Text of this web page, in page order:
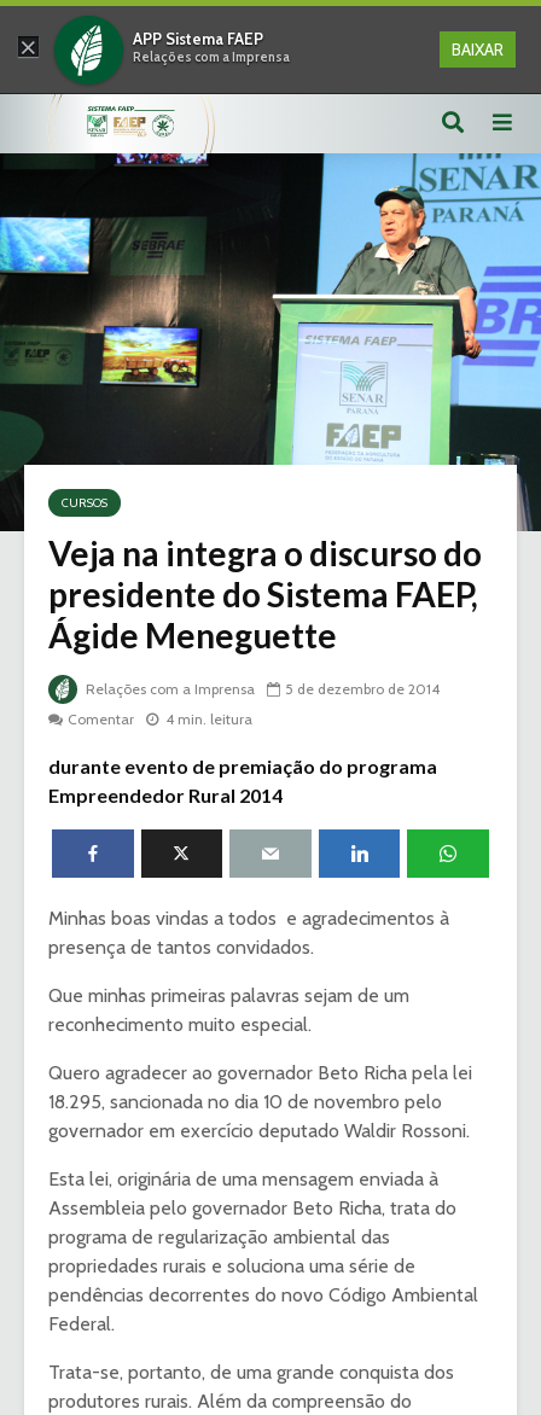
× APP Sistema FAEP
Relações com a Imprensa BAIXAR
CURSOS
Veja na integra o discurso do
presidente do Sistema FAEP,
Ágide Meneguette
Relações com a Imprensa
5 de dezembro de 2014
Comentar
4 min. leitura
durante evento de premiação do programa
Empreendedor Rural 2014
Minhas boas vindas a todos e agradecimentos à
presença de tantos convidados.
Que minhas primeiras palavras sejam de um
reconhecimento muito especial.
Quero agradecer ao governador Beto Richa pela lei
18.295, sancionada no dia 10 de novembro pelo
governador em exercício deputado Waldir Rossoni.
Esta lei, originária de uma mensagem enviada à
Assembleia pelo governador Beto Richa, trata do
programa de regularização ambiental das
propriedades rurais e soluciona uma série de
pendências decorrentes do novo Código Ambiental
Federal.
Trata-se, portanto, de uma grande conquista dos
produtores rurais. Além da compreensão do